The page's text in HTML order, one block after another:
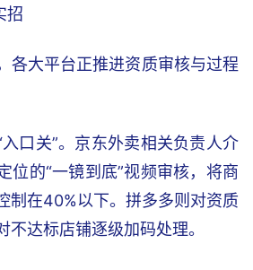
招
各大平台正推进资质审核与过程
口关”。京东外卖相关负责人介
位的“一镜到底”视频审核，将商
制在40%以下。拼多多则对资质
不达标店铺逐级加码处理。